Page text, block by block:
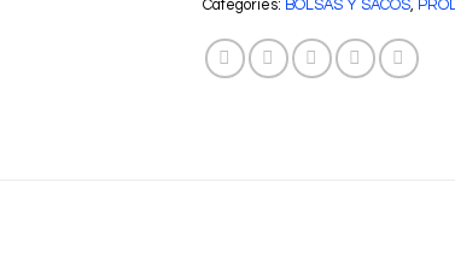
Categories: BOLSAS Y SACOS